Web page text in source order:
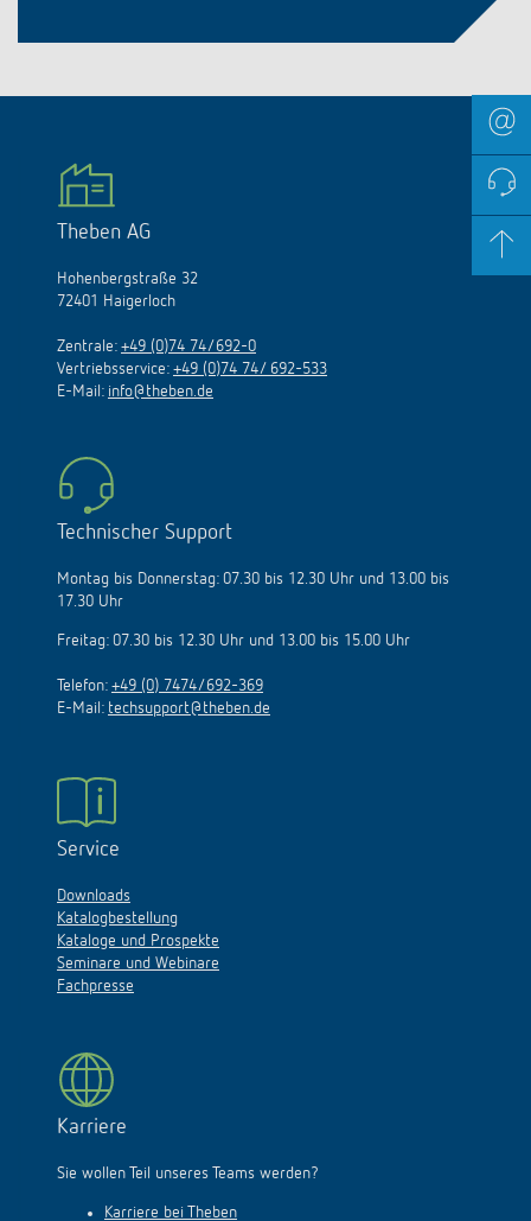
Theben AG
Hohenbergstraße 32
72401 Haigerloch
Zentrale: +49 (0)74 74/692-0
Vertriebsservice: +49 (0)74 74/ 692-533
E-Mail: info@theben.de
Technischer Support
Montag bis Donnerstag: 07.30 bis 12.30 Uhr und 13.00 bis
17.30 Uhr
Freitag: 07.30 bis 12.30 Uhr und 13.00 bis 15.00 Uhr
Telefon: +49 (0) 7474/692-369
E-Mail: techsupport@theben.de
Service
Downloads
Katalogbestellung
Kataloge und Prospekte
Seminare und Webinare
Fachpresse
Karriere
Sie wollen Teil unseres Teams werden?
Karriere bei Theben